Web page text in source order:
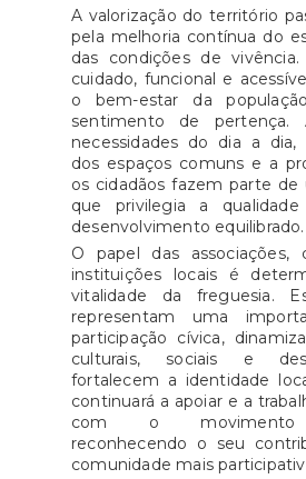
A valorização do território
pela melhoria contínua do
das condições de
cuidado, funcional e
o bem-estar da
sentimento de pertença.
necessidades do dia a dia,
dos espaços comuns e a
os cidadãos fazem parte de
que privilegia a
desenvolvimento equilibrado.
O papel das associações,
instituições locais é
vitalidade da freguesia.
representam uma
participação cívica,
culturais, sociais e
fortalecem a identidade
continuará a apoiar e a
com o movimento
reconhecendo o seu
comunidade mais